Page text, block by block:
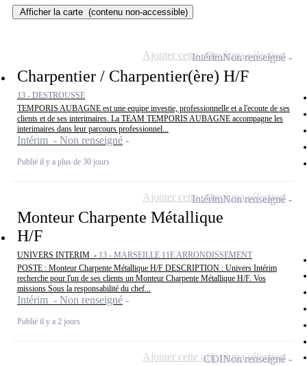
Afficher la carte (contenu non-accessible)
Charpentier / Charpentier(ère) H/F
13 - DESTROUSSE
TEMPORIS AUBAGNE est une equipe investie, professionnelle et a l'ecoute de ses
clients et de ses interimaires. La TEAM TEMPORIS AUBAGNE accompagne les
interimaires dans leur parcours professionnel...
Intérim - Non renseigné
Publié il y a plus de 30 jours
IntérimNon renseigné
Ajouter cette offre à ma sélection
Monteur Charpente Métallique
H/F
UNIVERS INTERIM - 13 - MARSEILLE 11E ARRONDISSEMENT
POSTE : Monteur Charpente Métallique H/F DESCRIPTION : Univers Intérim
recherche pour l'un de ses clients un Monteur Charpente Métallique H/F. Vos
missions Sous la responsabilité du chef...
Intérim - Non renseigné
Publié il y a 2 jours
IntérimNon renseigné
Ajouter cette offre à ma sélection
CDINon renseigné
Ajouter cette offre à ma sélection